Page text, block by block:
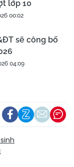
lớp 10
00:02
sẽ công bố
04:09